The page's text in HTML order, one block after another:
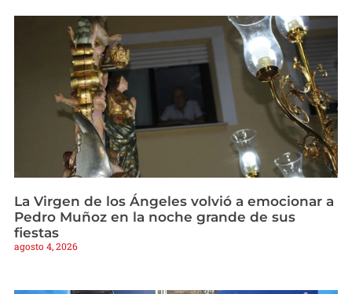
La Virgen de los Ángeles volvió a emocionar a
Pedro Muñoz en la noche grande de sus
fiestas
agosto 4, 2026